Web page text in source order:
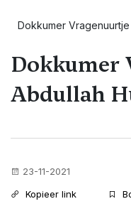
Dokkumer Vragenuurtje
Dokkumer
Abdullah
23-11-2021
Kopieer link